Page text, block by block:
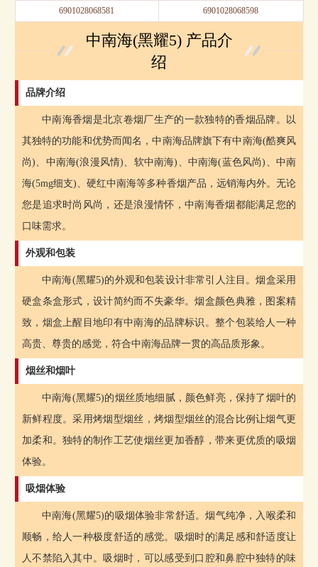
6901028068581 6901028068598
中南海(黑耀5) 产品介
绍
品牌介绍
中南海香烟是北京卷烟厂生产的一款独特的香烟品牌。以
其独特的功能和优势而闻名，中南海品牌旗下有中南海(酷爽风
尚)、中南海(浪漫风情)、软中南海)、中南海(蓝色风尚)、中南
海(5mg细支)、硬红中南海等多种香烟产品，远销海内外。无论
您是追求时尚风尚，还是浪漫情怀，中南海香烟都能满足您的
口味需求。
外观和包装
中南海(黑耀5)的外观和包装设计非常引人注目。烟盒采用
硬盒条盒形式，设计简约而不失豪华。烟盒颜色典雅，图案精
致，烟盒上醒目地印有中南海的品牌标识。整个包装给人一种
高贵、尊贵的感觉，符合中南海品牌一贯的高品质形象。
烟丝和烟叶
中南海(黑耀5)的烟丝质地细腻，颜色鲜亮，保持了烟叶的
新鲜程度。采用烤烟型烟丝，烤烟型烟丝的混合比例让烟气更
加柔和。独特的制作工艺使烟丝更加香醇，带来更优质的吸烟
体验。
吸烟体验
中南海(黑耀5)的吸烟体验非常舒适。烟气纯净，入喉柔和
顺畅，给人一种极度舒适的感觉。吸烟时的满足感和舒适度让
人不禁陷入其中。吸烟时，可以感受到口腔和鼻腔中独特的味